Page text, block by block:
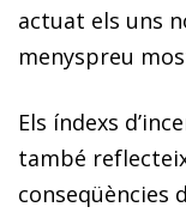
actuat els uns
menyspreu
Els índexs
també
conseqüències